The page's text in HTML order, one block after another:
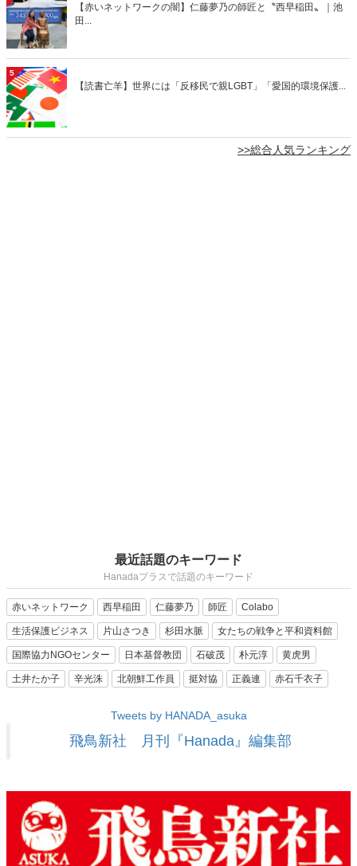
【赤いネットワークの闇】仁藤夢乃の師匠と〝西早稲田〟｜池
田...
5
【読書亡羊】世界には「反移民で親LGBT」「愛国的環境保護...
>>総合人気ランキング
最近話題のキーワード
Hanadaプラスで話題のキーワード
赤いネットワーク 西早稲田 仁藤夢乃 師匠 Colabo
生活保護ビジネス 片山さつき 杉田水脈 女たちの戦争と平和資料館
国際協力NGOセンター 日本基督教団 石破茂 朴元淳 黄虎男
土井たか子 辛光洙 北朝鮮工作員 挺対協 正義連 赤石千衣子
Tweets by HANADA_asuka
飛鳥新社 月刊『Hanada』編集部